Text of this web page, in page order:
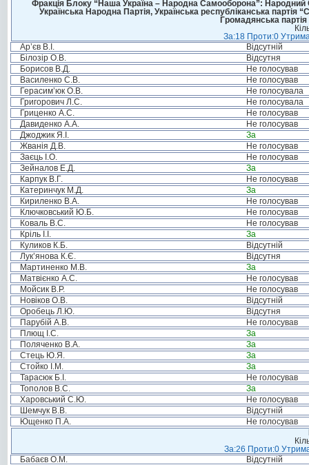
Фракція Блоку “Наша Україна – Народна Самооборона”: Народний
Українська Народна Партія, Українська республіканська
Громадянська
За:18 Проти:0
Ар’єв В.І.
Відсутній
Білозір О.В.
Відсутня
Борисов В.Д.
Не голосував
Василенко С.В.
Не голосував
Герасим’юк О.В.
Не голосувала
Григорович Л.С.
Не голосувала
Гриценко А.С.
Не голосував
Давиденко А.А.
Не голосував
Джоджик Я.І.
За
Жванія Д.В.
Не голосував
Заєць І.О.
Не голосував
Зейналов Е.Д.
За
Карпук В.Г.
Не голосував
Катеринчук М.Д.
За
Кириленко В.А.
Не голосував
Ключковський Ю.Б.
Не голосував
Коваль В.С.
Не голосував
Кріль І.І.
За
Куликов К.Б.
Відсутній
Лук’янова К.Є.
Відсутня
Мартиненко М.В.
За
Матвієнко А.С.
Не голосував
Мойсик В.Р.
Не голосував
Новіков О.В.
Відсутній
Оробець Л.Ю.
Відсутня
Парубій А.В.
Не голосував
Плющ І.С.
За
Поляченко В.А.
За
Стець Ю.Я.
За
Стойко І.М.
За
Тарасюк Б.І.
Не голосував
Тополов В.С.
За
Харовський С.Ю.
Не голосував
Шемчук В.В.
Відсутній
Ющенко П.А.
Не голосував
За:26 Проти:0
Бабаєв О.М.
Відсутній